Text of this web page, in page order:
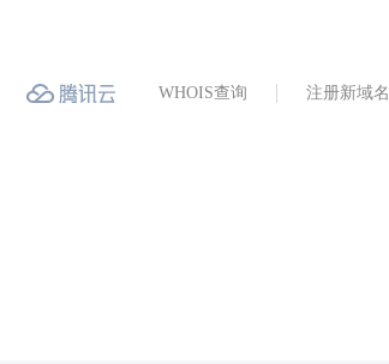
WHOIS查询 注册新域名